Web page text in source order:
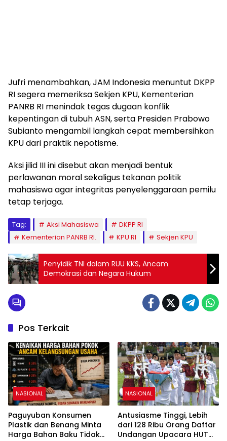
Jufri menambahkan, JAM Indonesia menuntut DKPP
RI segera memeriksa Sekjen KPU, Kementerian
PANRB RI menindak tegas dugaan konflik
kepentingan di tubuh ASN, serta Presiden Prabowo
Subianto mengambil langkah cepat membersihkan
KPU dari praktik nepotisme.
Aksi jilid III ini disebut akan menjadi bentuk
perlawanan moral sekaligus tekanan politik
mahasiswa agar integritas penyelenggaraan pemilu
tetap terjaga.
Tag: Aksi Mahasiswa
DKPP RI
Kementerian PANRB RI.
KPU RI Sekjen KPU
Penyidik TNI dalam RUU KKS, Ancam
Demokrasi dan Negara Hukum
Pos Terkait
NASIONAL
Paguyuban Konsumen
Plastik dan Benang Minta
Harga Bahan Baku Tidak
NASIONAL
Antusiasme Tinggi, Lebih
dari 128 Ribu Orang Daftar
Undangan Upacara HUT